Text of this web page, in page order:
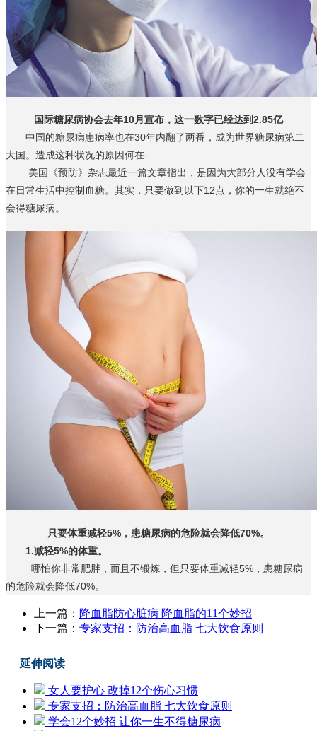
国际糖尿病协会去年10月宣布，这一数字已经达到2.85亿
中国的糖尿病患病率也在30年内翻了两番，成为世界糖尿病第二
大国。造成这种状况的原因何在-
美国《预防》杂志最近一篇文章指出，是因为大部分人没有学会
在日常生活中控制血糖。其实，只要做到以下12点，你的一生就绝不
会得糖尿病。
只要体重减轻5%，患糖尿病的危险就会降低70%。
1.减轻5%的体重。
哪怕你非常肥胖，而且不锻炼，但只要体重减轻5%，患糖尿病
的危险就会降低70%。
上一篇： 降血脂防心脏病 降血脂的11个妙招
下一篇： 专家支招：防治高血脂 七大饮食原则
延伸阅读
女人要护心 改掉12个伤心习惯
专家支招：防治高血脂 七大饮食原则
学会12个妙招 让你一生不得糖尿病